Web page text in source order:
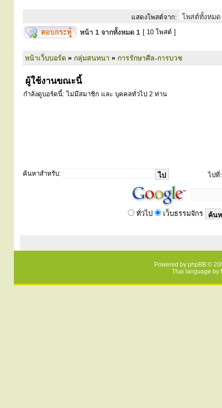
แสดงโพสต์จาก:
หน้า 1 จากทั้งหมด 1 [ 10 โพสต์ ]
หน้าเว็บบอร์ด » กลุ่มสนทนา » การรักษาศีล-การบวช
ผู้ใช้งานขณะนี้
กำลังดูบอร์ดนี้: ไม่มีสมาชิก และ บุคคลทั่วไป 2 ท่าน
ค้นหาสำหรับ: ไปที่:
ทั่วไป เว็บธรรมจักร
Powered by phpBB ©
Thai language by